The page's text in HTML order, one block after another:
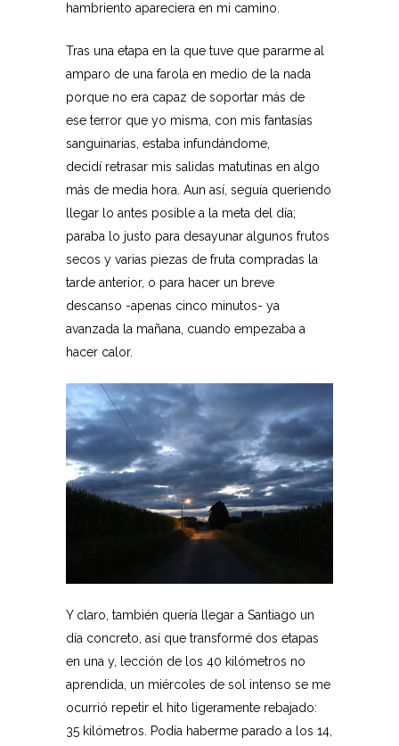
hambriento apareciera en mi camino.
Tras una etapa en la que tuve que pararme al
amparo de una farola en medio de la nada
porque no era capaz de soportar más de
ese terror que yo misma, con mis fantasías
sanguinarias, estaba infundándome,
decidí retrasar mis salidas matutinas en algo
más de media hora. Aun así, seguía queriendo
llegar lo antes posible a la meta del día;
paraba lo justo para desayunar algunos frutos
secos y varias piezas de fruta compradas la
tarde anterior, o para hacer un breve
descanso -apenas cinco minutos- ya
avanzada la mañana, cuando empezaba a
hacer calor.
Y claro, también quería llegar a Santiago un
día concreto, así que transformé dos etapas
en una y, lección de los 40 kilómetros no
aprendida, un miércoles de sol intenso se me
ocurrió repetir el hito ligeramente rebajado:
35 kilómetros. Podía haberme parado a los 14,